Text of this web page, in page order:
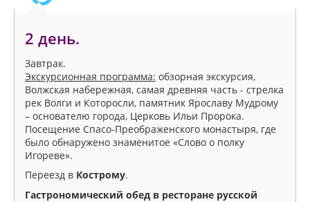
2 день.
Завтрак.
Экскурсионная программа: обзорная экскурсия,
Волжская набережная, самая древняя часть - стрелка
рек Волги и Которосли, памятник Ярославу Мудрому
– основателю города, Церковь Ильи Пророка.
Посещение Спасо-Преображенского монастыря, где
было обнаружено знаменитое «Слово о полку
Игореве».
Переезд в Кострому.
Гастрономический обед в ресторане русской